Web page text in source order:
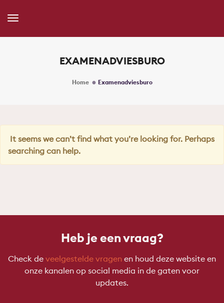
Toggle
EXAMENADVIESBURO
Home Examenadviesburo
It seems we can’t find what you’re looking for. Perhaps
searching can help.
Heb je een vraag?
Check de veelgestelde vragen en houd deze website en
onze kanalen op social media in de gaten voor
updates.